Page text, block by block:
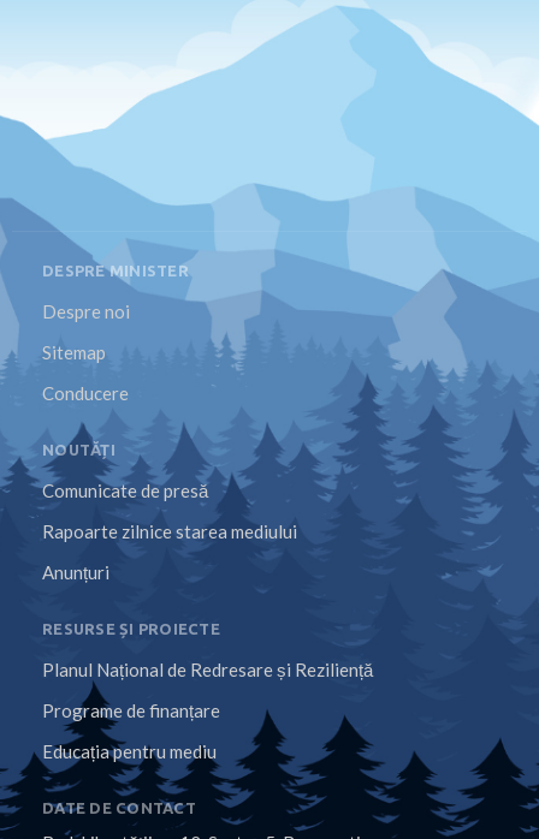
DESPRE MINISTER
Despre noi
Sitemap
Conducere
NOUTĂȚI
Comunicate de presă
Rapoarte zilnice starea mediului
Anunțuri
RESURSE ȘI PROIECTE
Planul Național de Redresare și Reziliență
Programe de finanțare
Educația pentru mediu
DATE DE CONTACT